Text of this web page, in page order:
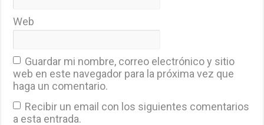
Web
Guardar mi nombre, correo electrónico y sitio
web en este navegador para la próxima vez que
haga un comentario.
Recibir un email con los siguientes comentarios
a esta entrada.